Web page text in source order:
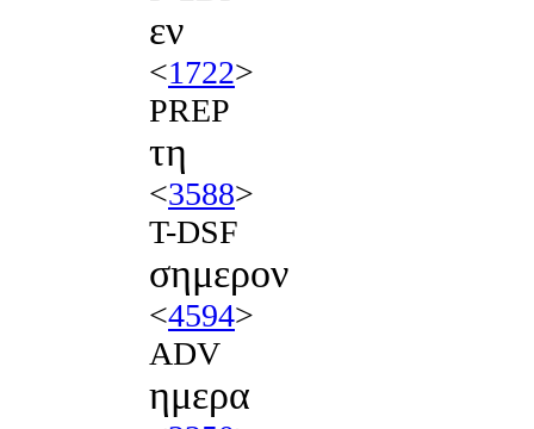
εν
<1722>
PREP
τη
<3588>
T-DSF
σημερον
<4594>
ADV
ημερα